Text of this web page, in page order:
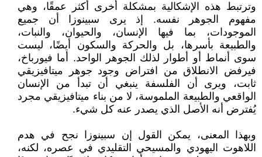
وترتبط هذه الإشكالية بمشكلة أخرى أكثر عمقًا، وهي
مفهوم الجوهر نفسه. إذ يرى سبينوزا أن جميع
الموجودات، بما فيها الإنسان، والحيوان، والنبات،
والطبيعة بأسرها، بل والحركة والسكون أيضًا، ليست
سوى أنماط أو أطوار لذلك الجوهر الواحد. أما فيورباخ،
فيرفض الانطلاق من افتراض وجود جوهر ميتافيزيقي
ثابت، ويرى أن الفلسفة ينبغي أن تبدأ من الإنسان
الواقعي والطبيعة الملموسة، لا من بناء ميتافيزيقي مجرد
يُفترض أنه الأصل الذي يصدر عنه كل شيء.
وبهذا المعنى، يمكن القول إن سبينوزا نجح في هدم
اللاهوت اليهودي والمسيحي التقليدي في عصره، لكنه،